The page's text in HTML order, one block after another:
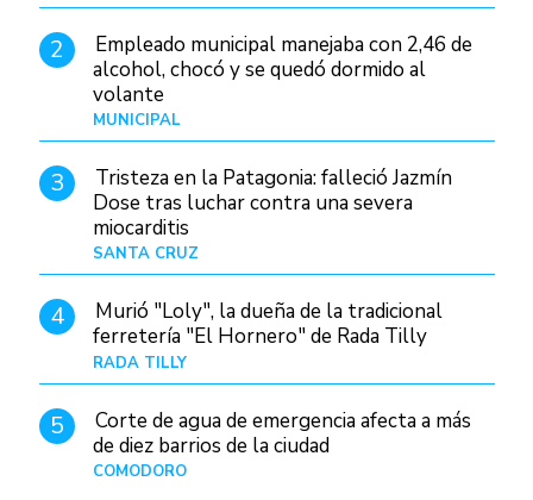
2
Empleado municipal manejaba con 2,46 de
alcohol, chocó y se quedó dormido al
volante
MUNICIPAL
3
Tristeza en la Patagonia: falleció Jazmín
Dose tras luchar contra una severa
miocarditis
SANTA CRUZ
4
Murió "Loly", la dueña de la tradicional
ferretería "El Hornero" de Rada Tilly
RADA TILLY
5
Corte de agua de emergencia afecta a más
de diez barrios de la ciudad
COMODORO